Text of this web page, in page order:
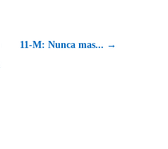
11-M: Nunca mas... →